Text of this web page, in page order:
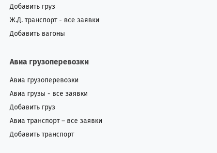
Добавить груз
Ж.Д. транспорт - все заявки
Добавить вагоны
Авиа грузоперевозки
Авиа грузоперевозки
Авиа грузы - все заявки
Добавить груз
Авиа транспорт – все заявки
Добавить транспорт